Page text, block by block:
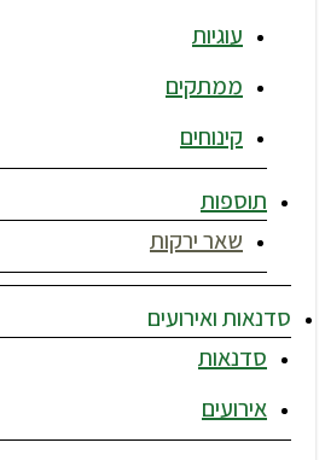
עוגיות
ממתקים
קינוחים
תוספות
שאר ירקות
סדנאות ואירועים
סדנאות
אירועים